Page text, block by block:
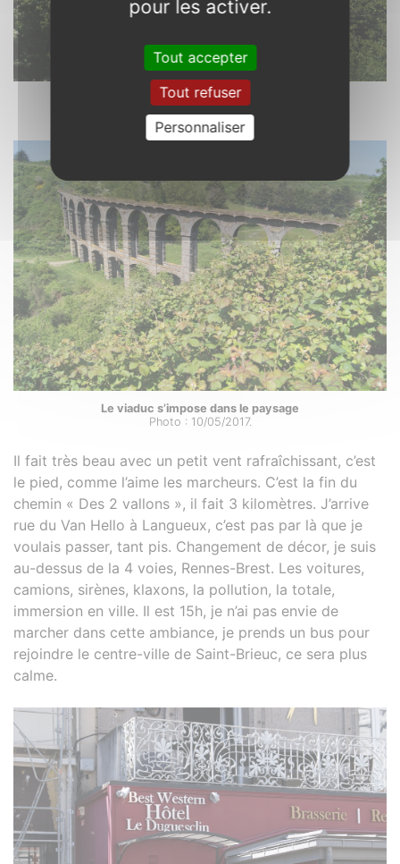
Au moins, tu es clairement prévenu
Photo : 10/05/2017.
Le viaduc s’impose dans le paysage
Photo : 10/05/2017.
Il fait très beau avec un petit vent rafraîchissant, c’est
le pied, comme l’aime les marcheurs. C’est la fin du
chemin « Des 2 vallons », il fait 3 kilomètres. J’arrive
rue du Van Hello à Langueux, c’est pas par là que je
voulais passer, tant pis. Changement de décor, je suis
au-dessus de la 4 voies, Rennes-Brest. Les voitures,
camions, sirènes, klaxons, la pollution, la totale,
immersion en ville. Il est 15h, je n’ai pas envie de
marcher dans cette ambiance, je prends un bus pour
rejoindre le centre-ville de Saint-Brieuc, ce sera plus
calme.
pour les activer.
Tout accepter
Tout refuser
Personnaliser